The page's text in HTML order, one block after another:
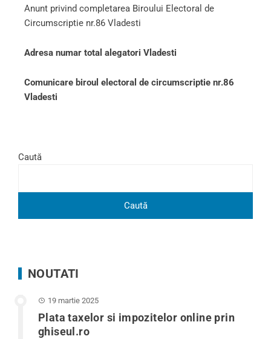
Anunt privind completarea Biroului Electoral de
Circumscriptie nr.86 Vladesti
Adresa numar total alegatori Vladesti
Comunicare biroul electoral de circumscriptie nr.86
Vladesti
Caută
Caută
NOUTATI
19 martie 2025
Plata taxelor si impozitelor online prin
ghiseul.ro